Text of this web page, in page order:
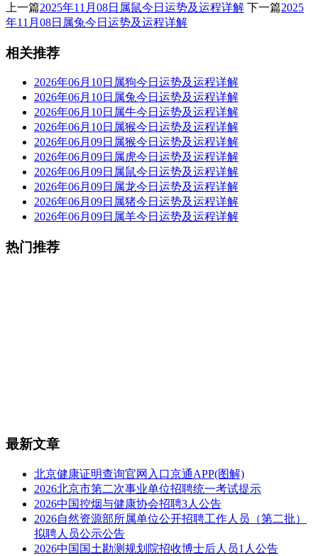
上一篇2025年11月08日属鼠今日运势及运程详解 下一篇2025
年11月08日属兔今日运势及运程详解
相关推荐
2026年06月10日属狗今日运势及运程详解
2026年06月10日属兔今日运势及运程详解
2026年06月10日属牛今日运势及运程详解
2026年06月10日属猴今日运势及运程详解
2026年06月09日属猴今日运势及运程详解
2026年06月09日属虎今日运势及运程详解
2026年06月09日属鼠今日运势及运程详解
2026年06月09日属龙今日运势及运程详解
2026年06月09日属猪今日运势及运程详解
2026年06月09日属羊今日运势及运程详解
热门推荐
最新文章
北京健康证明查询官网入口京通APP(图解)
2026北京市第二次事业单位招聘统一考试提示
2026中国控烟与健康协会招聘3人公告
2026自然资源部所属单位公开招聘工作人员（第二批）
拟聘人员公示公告
2026中国国土勘测规划院招收博士后人员1人公告